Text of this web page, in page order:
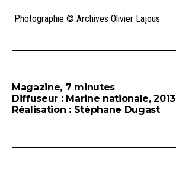
Photographie © Archives Olivier Lajous
Magazine, 7 minutes
Diffuseur : Marine nationale, 2013
Réalisation : Stéphane Dugast